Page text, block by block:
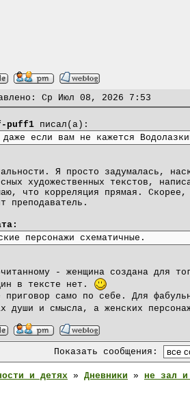
Ср Июл 08, 2026 7:53
puff1 писал(а):
даже если вам не кажется
Я просто задумалась,
художественных текстов,
что корреляция прямая.
преподаватель.
персонажи схематичные.
- женщина создана для
в тексте нет.
приговор само по себе. Для
души и смысла, а женских
Показать сообщения:
и детях » Дневники » не зал и